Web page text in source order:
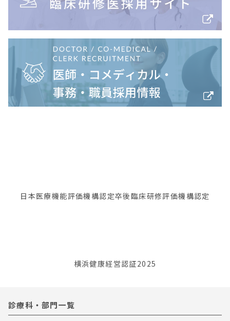
日本医療機能評価機構認定卒後臨床研修評価機構認定
横浜健康経営認証2025
診療科・部門一覧